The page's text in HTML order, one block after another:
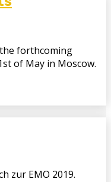
the forthcoming
of May in Moscow.
zur EMO 2019.